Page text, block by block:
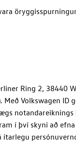
Ring 2, 38440
Með Volkswagen ID
í því skyni að
ítarlegu